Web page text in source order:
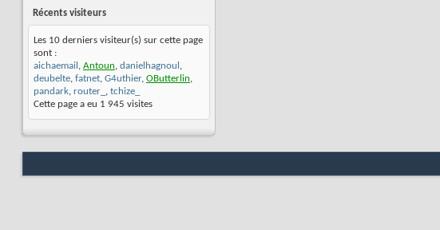
Récents visiteurs
Les 10 derniers visiteur(s) sur cette page
sont :
aichaemail , Antoun, danielhagnoul ,
deubelte, fatnet, G4uthier, OButterlin,
pandark, router_ , tchize_
Cette page a eu 1 945 visites